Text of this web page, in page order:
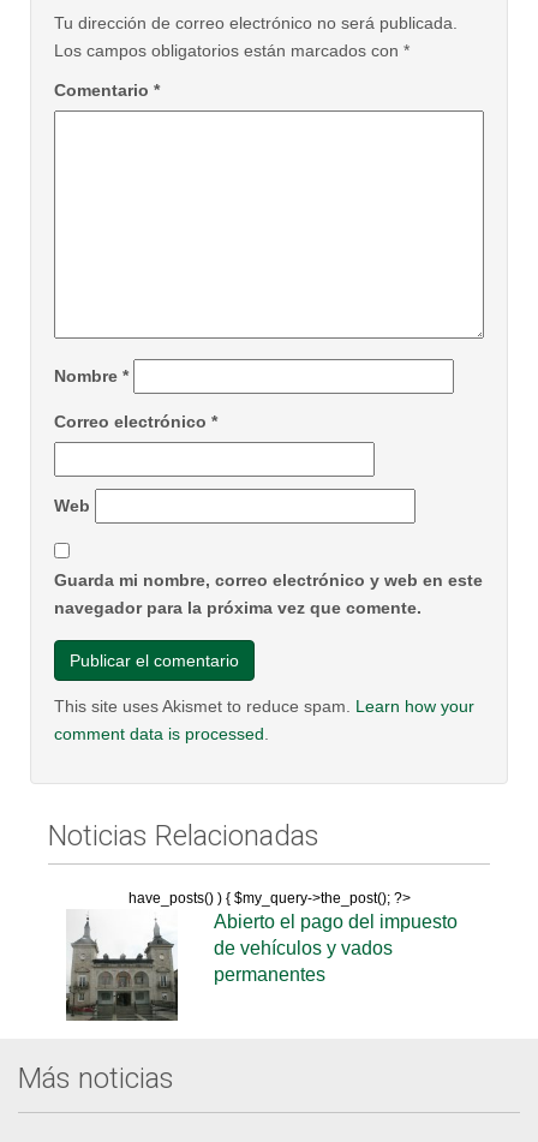
Tu dirección de correo electrónico no será publicada.
Los campos obligatorios están marcados con *
Comentario *
Nombre *
Correo electrónico *
Web
Guarda mi nombre, correo electrónico y web en este
navegador para la próxima vez que comente.
This site uses Akismet to reduce spam. Learn how your
comment data is processed
Noticias Relacionadas
have_posts() ) { $my_query->the_post(); ?>
Abierto el pago del impuesto
de vehículos y vados
permanentes
Más noticias